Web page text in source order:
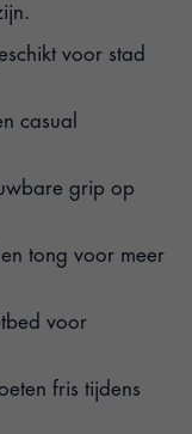
voor stad
casual
grip op
tong voor meer
voor
fris tijdens